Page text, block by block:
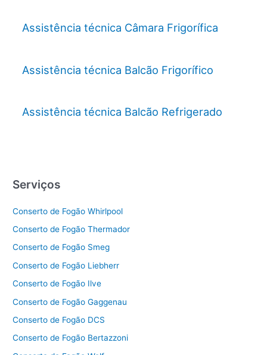
Assistência técnica Câmara Frigorífica
Assistência técnica Balcão Frigorífico
Assistência técnica Balcão Refrigerado
Serviços
Conserto de Fogão Whirlpool
Conserto de Fogão Thermador
Conserto de Fogão Smeg
Conserto de Fogão Liebherr
Conserto de Fogão Ilve
Conserto de Fogão Gaggenau
Conserto de Fogão DCS
Conserto de Fogão Bertazzoni